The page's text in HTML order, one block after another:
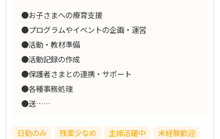
●お子さまへの療育支援
●プログラムやイベントの企画・運営
●活動・教材準備
●活動記録の作成
●保護者さまとの連携・サポート
●各種事務処理
●送……
日勤のみ 残業少なめ 主婦活躍中
未経験歓迎